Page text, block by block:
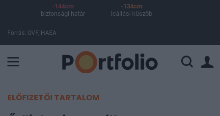
-144cm
biztonsági határ
-134cm
leállási küszöb
Forrás: OVF, HAEA
ELŐFIZETŐI TARTALOM